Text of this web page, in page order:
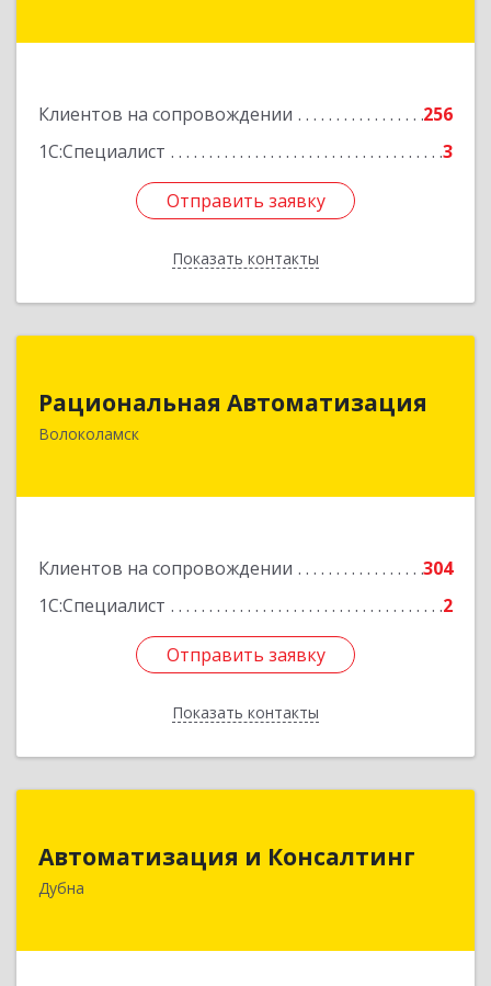
Клиентов на сопровождении
256
1С:Специалист
3
Отправить заявку
Показать контакты
Подробнее
Отправить заявку
Назад
Рациональная Автоматизация
Волоколамск
Клиентов на сопровождении
304
1С:Специалист
2
Отправить заявку
Показать контакты
143600, Московская обл, Волоколамский р-н,
Волоколамск г, Октябрьская пл, дом № 10,
Отправить заявку
Назад
Автоматизация и Консалтинг
Дубна
141983, Московская обл, г.о.Дубна, Дубна г,
Программистов ул, дом № 4, строение 4, оф.306
Подробнее